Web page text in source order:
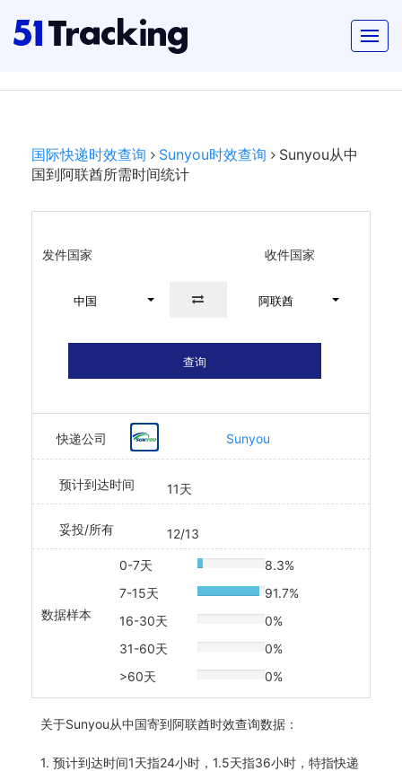
国际快递时效查询 Sunyou时效查询
Sunyou从中
国到阿联酋所需时间统计
发件国家 收件国家
中国 阿联酋
查询
快递公司 Sunyou
预计到达时间 11天
妥投/所有 12/13
数据样本
0-7天 20% Complete8.3%
7-15天
20% Complete
91.7%
16-30天
20% Complete0%
31-60天
20% Complete0%
>60天
20% Complete0%
关于Sunyou从中国寄到阿联酋时效查询数据：
1. 预计到达时间1天指24小时，1.5天指36小时，特指快递